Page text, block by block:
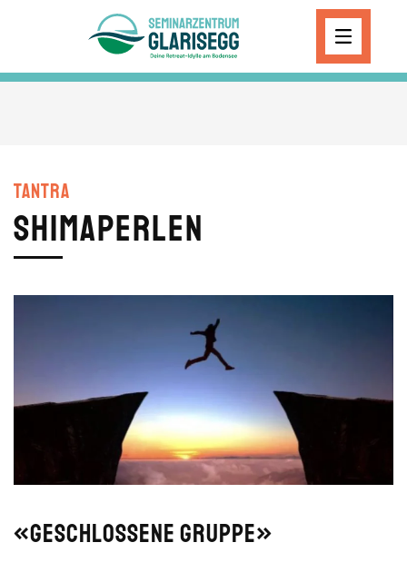
Skip to main content
Tantra
ShimaPerLen
«Geschlossene Gruppe»